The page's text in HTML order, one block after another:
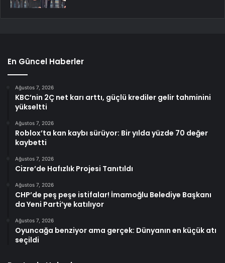
En Güncel Haberler
Ağustos 7, 2026
KBC’nin 2Ç net karı arttı, güçlü krediler gelir tahminini
yükseltti
Ağustos 7, 2026
Roblox’ta kan kaybı sürüyor: Bir yılda yüzde 70 değer
kaybetti
Ağustos 7, 2026
Cizre’de Hafızlık Projesi Tanıtıldı
Ağustos 7, 2026
CHP’de peş peşe istifalar! İmamoğlu Belediye Başkanı
da Yeni Parti’ye katılıyor
Ağustos 7, 2026
Oyuncağa benziyor ama gerçek: Dünyanın en küçük atı
seçildi